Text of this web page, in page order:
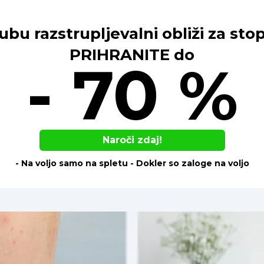
razstrupljevalni obliži za
PRIHRANITE do
- 70 %
Naroči zdaj!
- Na voljo samo na spletu - Dokler so zaloge na voljo